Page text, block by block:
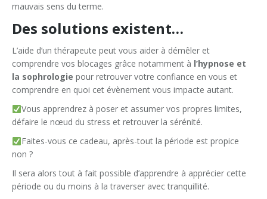
mauvais sens du terme.
Des solutions existent…
L’aide d’un thérapeute peut vous aider à démêler et
comprendre vos blocages grâce notamment à l’hypnose et
la sophrologie pour retrouver votre confiance en vous et
comprendre en quoi cet évènement vous impacte autant.
Vous apprendrez à poser et assumer vos propres limites,
défaire le nœud du stress et retrouver la sérénité.
Faites-vous ce cadeau, après-tout la période est propice
non ?
Il sera alors tout à fait possible d’apprendre à apprécier cette
période ou du moins à la traverser avec tranquillité.